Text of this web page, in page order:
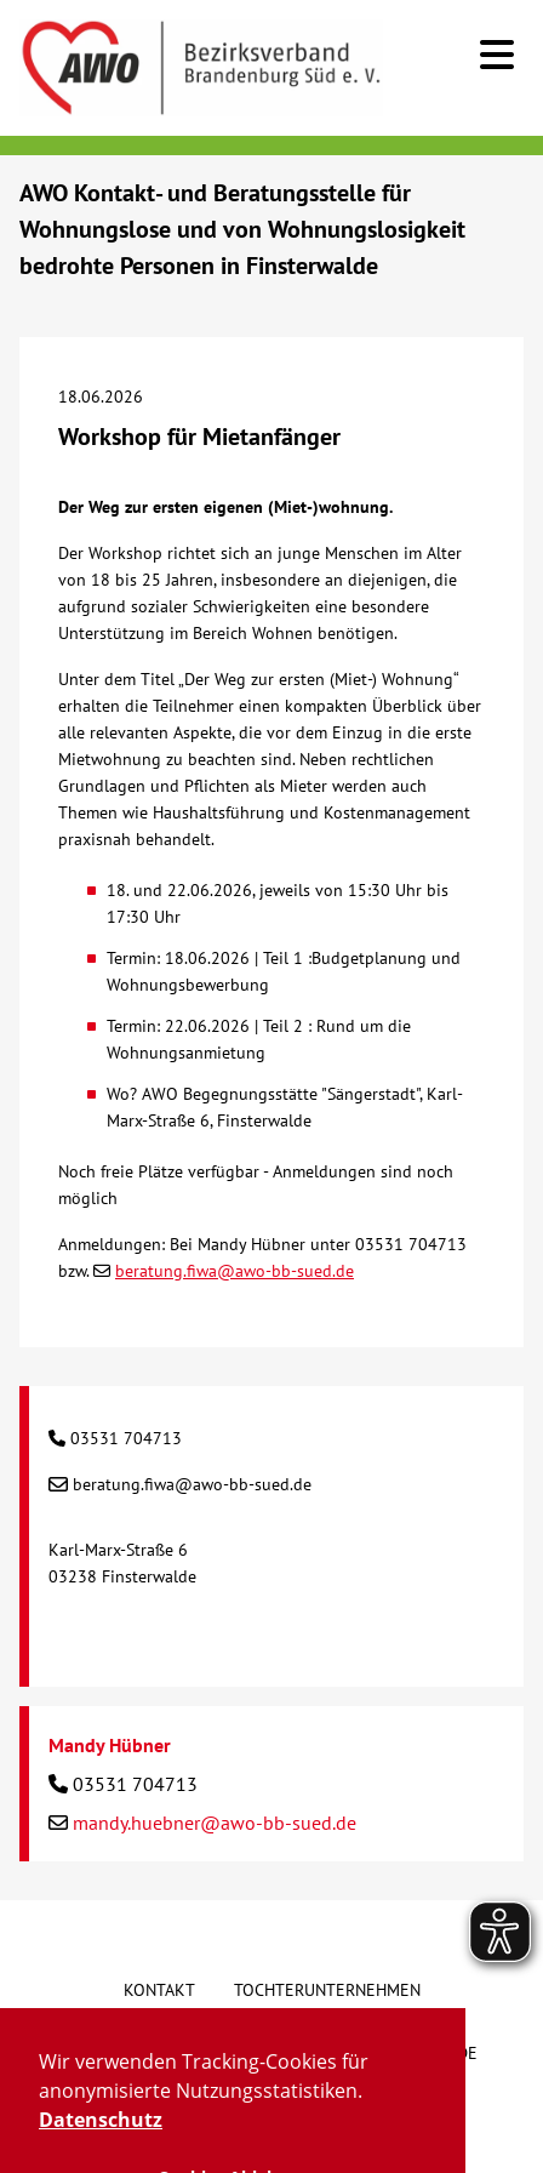
Wir verwenden Tracking-Cookies für
anonymisierte Nutzungsstatistiken.
Datenschutz
Senioren
Begegnung
Bildung
Über uns
Spenden
Mitmachen
AWO BB Süd
AWO Kontakt- und Beratungsstelle für
Wohnungslose und von Wohnungslosigkeit
bedrohte Personen in Finsterwalde
18.06.2026
Workshop für Mietanfänger
Der Weg zur ersten eigenen (Miet-)wohnung.
Der Workshop richtet sich an junge Menschen im Alter
von 18 bis 25 Jahren, insbesondere an diejenigen, die
aufgrund sozialer Schwierigkeiten eine besondere
Unterstützung im Bereich Wohnen benötigen.
Unter dem Titel „Der Weg zur ersten (Miet-) Wohnung“
erhalten die Teilnehmer einen kompakten Überblick über
alle relevanten Aspekte, die vor dem Einzug in die erste
Mietwohnung zu beachten sind. Neben rechtlichen
Grundlagen und Pflichten als Mieter werden auch
Themen wie Haushaltsführung und Kostenmanagement
praxisnah behandelt.
18. und 22.06.2026, jeweils von 15:30 Uhr bis
17:30 Uhr
Termin: 18.06.2026 | Teil 1 :Budgetplanung und
Wohnungsbewerbung
Termin: 22.06.2026 | Teil 2 : Rund um die
Wohnungsanmietung
Wo? AWO Begegnungsstätte "Sängerstadt", Karl-
Marx-Straße 6, Finsterwalde
Noch freie Plätze verfügbar - Anmeldungen sind noch
möglich
Anmeldungen: Bei Mandy Hübner unter 03531 704713
bzw.
beratung.fiwa@awo-bb-sued.de
03531 704713
beratung.fiwa@awo-bb-sued.de
Karl-Marx-Straße 6
03238 Finsterwalde
Mandy Hübner
03531 704713
mandy.huebner@awo-bb-sued.de
KONTAKT TOCHTERUNTERNEHMEN
HINWEISGEBERSYSTEM VORSCHLAG/BESCHWERDE
LIEFERKETTENGESETZ